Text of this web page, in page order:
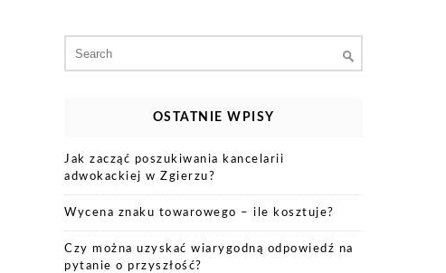
for:
OSTATNIE WPISY
Jak zacząć poszukiwania kancelarii
adwokackiej w Zgierzu?
Wycena znaku towarowego – ile kosztuje?
Czy można uzyskać wiarygodną odpowiedź na
pytanie o przyszłość?